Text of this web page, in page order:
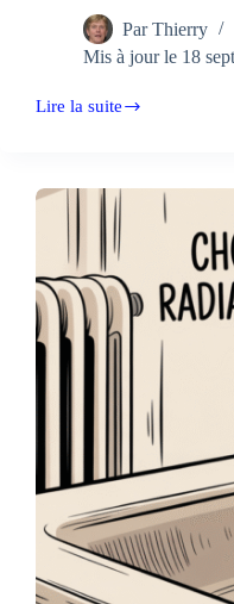
Par Thierry
Mis à jour le 18
Lire la suite
Gagner
son
installation
chauffage
existante